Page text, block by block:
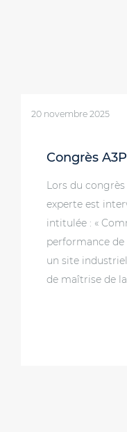
20 novembre 2025
Congrès
Lors du
experte est
intitulée : «
performance de
un site
de maîtrise de